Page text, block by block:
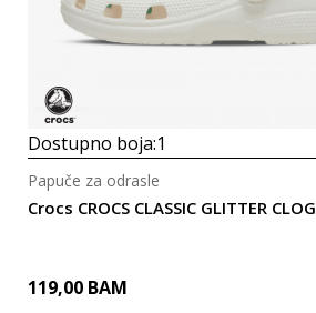
Dostupno boja:1
Crocs CROCS CLASSIC GLITTER CLOG
Papuče za odrasle
119,00 BAM